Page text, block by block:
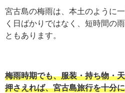
宮古島の梅雨は、本土のように
く日ばかりではなく、短時間の
ともあります。
梅雨時期でも、服装・持ち物・
押さえれば、宮古島旅行を十分